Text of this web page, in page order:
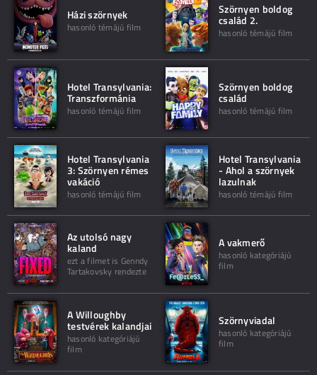
Házi szörnyek
hasonló témájú film
Szörnyen boldog
család 2.
hasonló témájú film
Hotel Transylvania:
Transzformánia
hasonló témájú film
Szörnyen boldog
család
hasonló témájú film
Hotel Transylvania
3: Szörnyen rémes
vakáció
hasonló témájú film
Hotel Transylvania
- Ahol a szörnyek
lazulnak
hasonló témájú film
Az utolsó nagy
kaland
ezt a filmet is Genndy
Tartakovsky rendezte
A vakmerő
hasonló kategóriájú
film
A Willoughby
testvérek kalandjai
hasonló kategóriájú
film
Szörnyviadal
hasonló kategóriájú
film